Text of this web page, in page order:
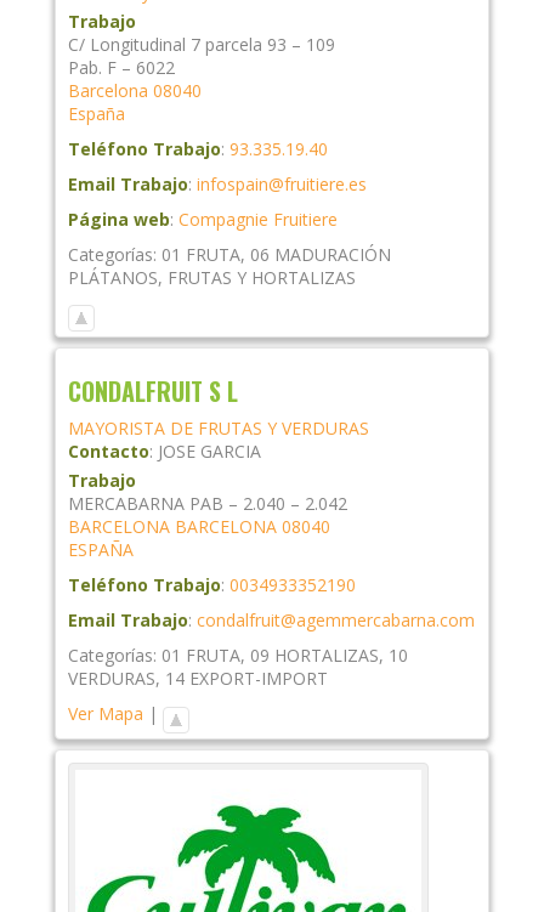
Trabajo
C/ Longitudinal 7 parcela 93 – 109
Pab. F – 6022
Barcelona 08040
España
Teléfono Trabajo: 93.335.19.40
Email Trabajo: infospain@fruitiere.es
Página web: Compagnie Fruitiere
Categorías: 01 FRUTA, 06 MADURACIÓN
PLÁTANOS, FRUTAS Y HORTALIZAS
CONDALFRUIT S L
MAYORISTA DE FRUTAS Y VERDURAS
Contacto: JOSE GARCIA
Trabajo
MERCABARNA PAB – 2.040 – 2.042
BARCELONA BARCELONA 08040
ESPAÑA
Teléfono Trabajo: 0034933352190
Email Trabajo: condalfruit@agemmercabarna.com
Categorías: 01 FRUTA, 09 HORTALIZAS, 10
VERDURAS, 14 EXPORT-IMPORT
Ver Mapa |